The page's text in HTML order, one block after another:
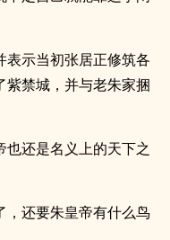
表示当初张居正修筑各
禁城，并与老朱家捆
还是名义上的天下之
，还要朱皇帝有什么鸟